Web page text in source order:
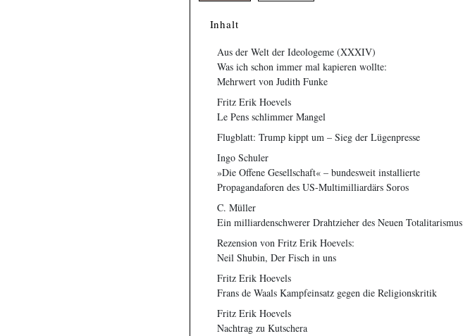
Inhalt
Aus der Welt der Ideologeme (XXXIV)
Was ich schon immer mal kapieren wollte:
Mehrwert von Judith Funke
Fritz Erik Hoevels
Le Pens schlimmer Mangel
Flugblatt: Trump kippt um – Sieg der Lügenpresse
Ingo Schuler
»Die Offene Gesellschaft« – bundesweit installierte
Propagandaforen des US-Multimilliardärs Soros
C. Müller
Ein milliardenschwerer Drahtzieher des Neuen Totalitarismus
Rezension von Fritz Erik Hoevels:
Neil Shubin, Der Fisch in uns
Fritz Erik Hoevels
Frans de Waals Kampfeinsatz gegen die Religionskritik
Fritz Erik Hoevels
Nachtrag zu Kutschera